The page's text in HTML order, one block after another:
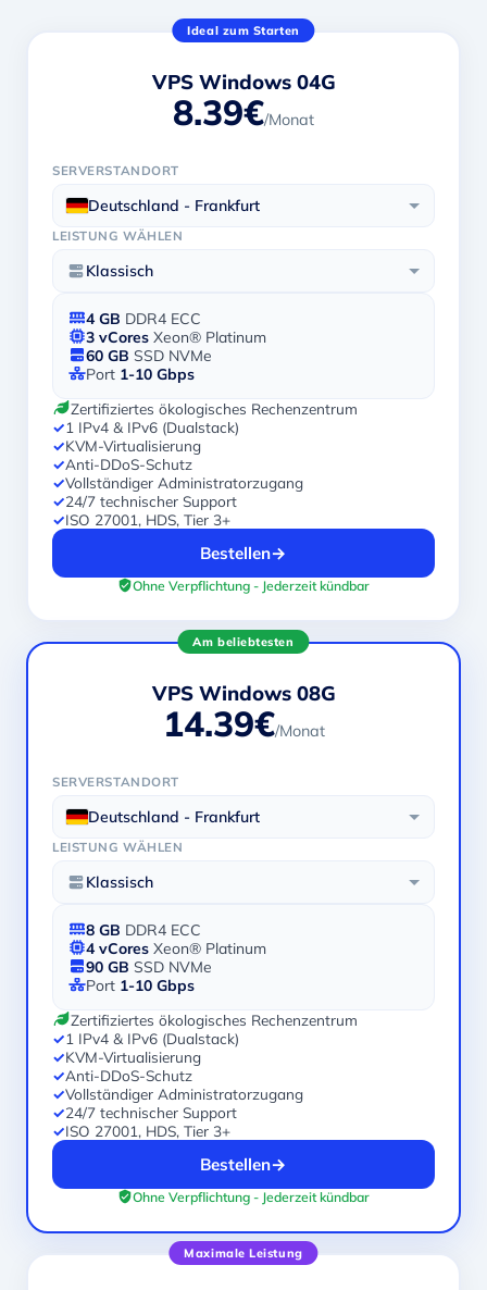
Ideal zum Starten
VPS Windows 04G
8.39€/Monat
SERVERSTANDORT
Deutschland - Frankfurt
LEISTUNG WÄHLEN
Klassisch
4 GB DDR4 ECC
3 vCores Xeon® Platinum
60 GB SSD NVMe
Port 1-10 Gbps
Zertifiziertes ökologisches Rechenzentrum
✓1 IPv4 & IPv6 (Dualstack)
✓KVM-Virtualisierung
✓Anti-DDoS-Schutz
✓Vollständiger Administratorzugang
✓24/7 technischer Support
✓ISO 27001, HDS, Tier 3+
Bestellen→
Ohne Verpflichtung - Jederzeit kündbar
Am beliebtesten
VPS Windows 08G
14.39€/Monat
SERVERSTANDORT
Deutschland - Frankfurt
LEISTUNG WÄHLEN
Klassisch
8 GB DDR4 ECC
4 vCores Xeon® Platinum
90 GB SSD NVMe
Port 1-10 Gbps
Zertifiziertes ökologisches Rechenzentrum
✓1 IPv4 & IPv6 (Dualstack)
✓KVM-Virtualisierung
✓Anti-DDoS-Schutz
✓Vollständiger Administratorzugang
✓24/7 technischer Support
✓ISO 27001, HDS, Tier 3+
Bestellen→
Ohne Verpflichtung - Jederzeit kündbar
Maximale Leistung